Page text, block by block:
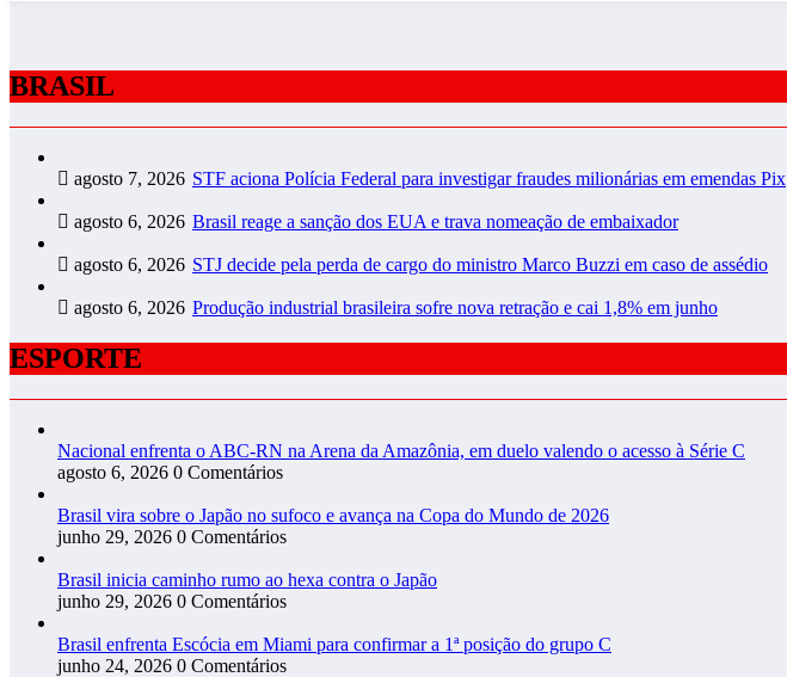
BRASIL
agosto 7, 2026 STF aciona Polícia Federal para investigar fraudes milionárias em emendas Pix
agosto 6, 2026 Brasil reage a sanção dos EUA e trava nomeação de embaixador
agosto 6, 2026 STJ decide pela perda de cargo do ministro Marco Buzzi em caso de assédio
agosto 6, 2026 Produção industrial brasileira sofre nova retração e cai 1,8% em junho
ESPORTE
Nacional enfrenta o ABC-RN na Arena da Amazônia, em duelo valendo o acesso à Série C
agosto 6, 2026 0 Comentários
Brasil vira sobre o Japão no sufoco e avança na Copa do Mundo de 2026
junho 29, 2026 0 Comentários
Brasil inicia caminho rumo ao hexa contra o Japão
junho 29, 2026 0 Comentários
Brasil enfrenta Escócia em Miami para confirmar a 1ª posição do grupo C
junho 24, 2026 0 Comentários